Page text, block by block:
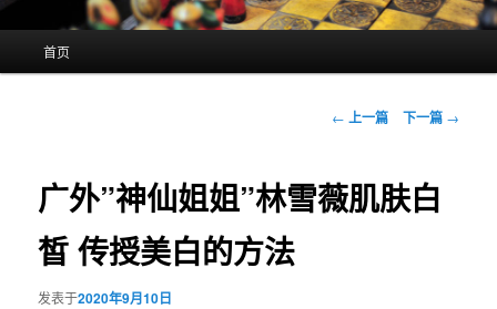
首页
文
航
← 上一篇 下一篇 →
广外”神仙姐姐”林雪薇肌肤白
皙 传授美白的方法
发表于2020年9月10日